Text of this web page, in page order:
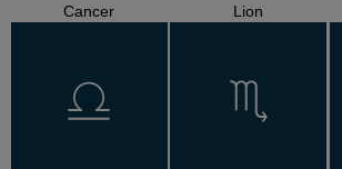
Cancer Lion